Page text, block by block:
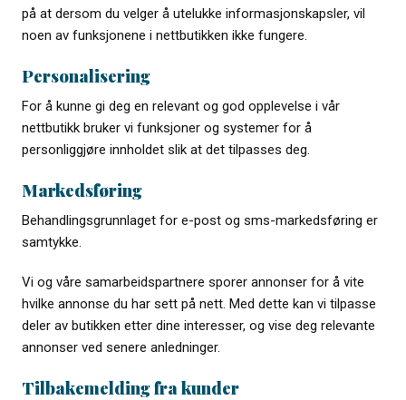
på at dersom du velger å utelukke informasjonskapsler, vil
noen av funksjonene i nettbutikken ikke fungere.
Personalisering
For å kunne gi deg en relevant og god opplevelse i vår
nettbutikk bruker vi funksjoner og systemer for å
personliggjøre innholdet slik at det tilpasses deg.
Markedsføring
Behandlingsgrunnlaget for e-post og sms-markedsføring er
samtykke.
Vi og våre samarbeidspartnere sporer annonser for å vite
hvilke annonse du har sett på nett. Med dette kan vi tilpasse
deler av butikken etter dine interesser, og vise deg relevante
annonser ved senere anledninger.
Tilbakemelding fra kunder